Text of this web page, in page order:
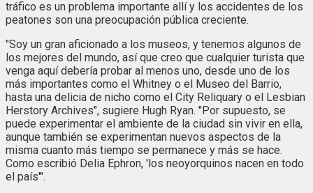
tráfico es un problema importante allí y los accidentes de los
peatones son una preocupación pública creciente.
"Soy un gran aficionado a los museos, y tenemos algunos de
los mejores del mundo, así que creo que cualquier turista que
venga aquí debería probar al menos uno, desde uno de los
más importantes como el Whitney o el Museo del Barrio,
hasta una delicia de nicho como el City Reliquary o el Lesbian
Herstory Archives", sugiere Hugh Ryan. "Por supuesto, se
puede experimentar el ambiente de la ciudad sin vivir en ella,
aunque también se experimentan nuevos aspectos de la
misma cuanto más tiempo se permanece y más se hace.
Como escribió Delia Ephron, 'los neoyorquinos nacen en todo
el país'".